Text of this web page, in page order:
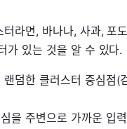
라면, 바나나, 사과, 포
가 있는 것을 알 수 있다.
랜덤한 클러스터 중심점(
을 주변으로 가까운 입